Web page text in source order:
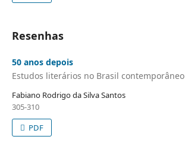
Resenhas
50 anos depois
Estudos literários no Brasil contemporâneo
Fabiano Rodrigo da Silva Santos
305-310
PDF